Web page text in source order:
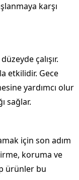
karşı
çalışır.
etkilidir. Gece
yardımcı olur
sağlar.
için son adım
koruma ve
ürünler bu